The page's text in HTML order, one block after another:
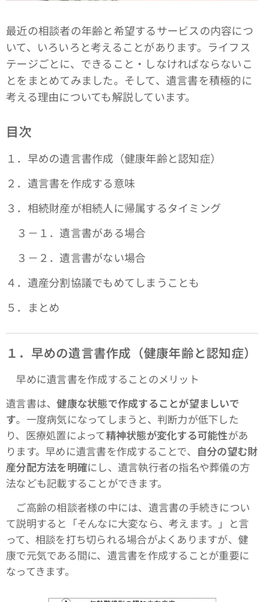
最近の相談者の年齢と希望するサービスの内容につ
いて、いろいろと考えることがあります。ライフス
テージごとに、できること・しなければならないこ
とをまとめてみました。そして、遺言書を積極的に
考える理由についても解説しています。
目次
１．早めの遺言書作成（健康年齢と認知症）
２．遺言書を作成する意味
３．相続財産が相続人に帰属するタイミング
３－１．遺言書がある場合
３－２．遺言書がない場合
４．遺産分割協議でもめてしまうことも
５．まとめ
１．早めの遺言書作成（健康年齢と認知症）
早めに遺言書を作成することのメリット
遺言書は、健康な状態で作成することが望ましいで
す。一度病気になってしまうと、判断力が低下した
り、医療処置によって精神状態が変化する可能性があ
ります。早めに遺言書を作成することで、 自分の望む財
産分配方法を明確にし、遺言執行者の指名や葬儀の方
法なども記載することができます。
ご高齢の相談者様の中には、遺言書の手続きについ
て説明すると「そんなに大変なら、考えます。」と言
って、相談を打ち切られる場合がよくありますが、健
康で元気である間に、遺言書を作成することが重要に
なってきます。